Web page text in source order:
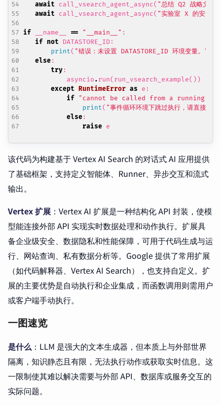
await
call_vsearch_agent_async( "总结 Q2 战略文档
await
call_vsearch_agent_async( "实验室 X 的安全流
if __name__ == "__main__" :
if not DATASTORE_ID:
print( "错误：未设置 DATASTORE_ID 环境变量。"
else:
try:
asyncio.run( run_vsearch_example())
except RuntimeError as e :
if
"cannot be called from a running
print( "事件循环环境下跳过执行，请直接运
else:
raise e
该代码为构建基于 Vertex AI Search 的对话式 AI 应用提供
了基础框架，支持定义智能体、Runner、异步交互和流式
输出。
Vertex 扩展 ：Vertex AI 扩展是一种结构化 API 封装，使模
型能连接外部 API 实现实时数据处理和动作执行。扩展具
备企业级安全、数据隐私和性能保障，可用于代码生成与运
行、网站查询、私有数据分析等。Google 提供了常用扩展
（如代码解释器、Vertex AI Search），也支持自定义。扩
展的主要优势是自动执行和企业集成，而函数调用则需用户
或客户端手动执行。
一图速览
是什么 ：LLM 是强大的文本生成器，但本质上与外部世界
隔离，知识静态且有限，无法执行动作或获取实时信息。这
一限制使其难以解决需要与外部 API、数据库或服务交互的
实际问题。